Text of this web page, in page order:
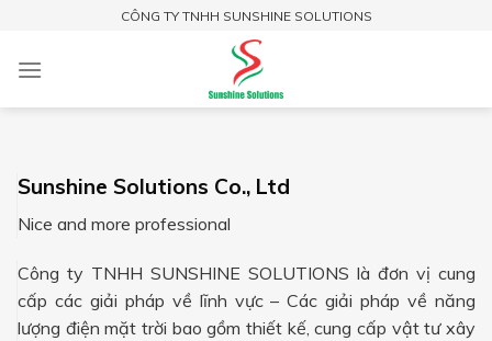
content
CÔNG TY TNHH SUNSHINE SOLUTIONS
Sunshine Solutions Co., Ltd
Nice and more professional
Công ty TNHH SUNSHINE SOLUTIONS là đơn vị cung
cấp các giải pháp về lĩnh vực – Các giải pháp về năng
lượng điện mặt trời bao gồm thiết kế, cung cấp vật tư xây